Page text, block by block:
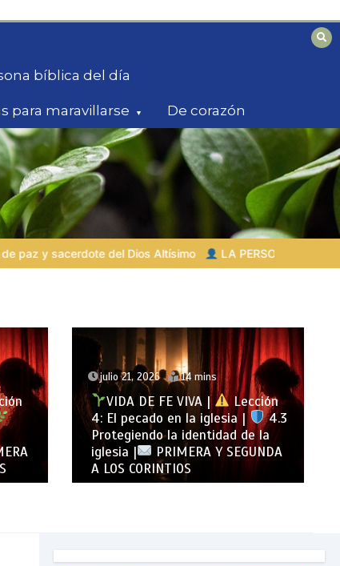
bíblica del día
para maravillarse De corazón
LA PERSONA BÍBLICA DEL DÍA | 03.08.2026 |
4.3
julio 27, 2026 13 mins
VIDA DE FE VIVA |
Lección
5: «Todo para la gloria de Dios» |
5.2 Amor desinteresado |
PRIMERA Y SEGUNDA A LOS
CORINTIOS